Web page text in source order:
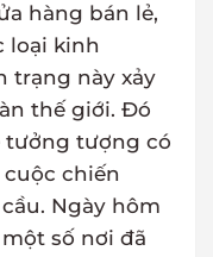
hàng bán lẻ,
loại kinh
trạng này xảy
thế giới. Đó
tưởng tượng có
chiến
Ngày hôm
số nơi đã